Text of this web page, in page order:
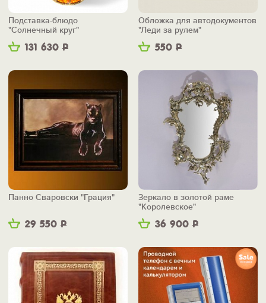
131 630 Р
Подставка-блюдо
"Солнечный круг"
550 Р
Обложка для автодокументов
"Леди за рулем"
29 550 Р
Панно Сваровски "Грация"
36 900 Р
Зеркало в золотой раме
"Королевское"